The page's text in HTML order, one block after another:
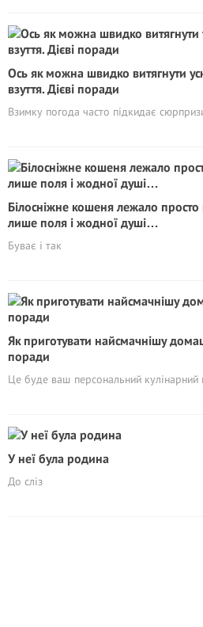
Ось як можна швидко витягнути
взуття. Дієві поради
Взимку погода часто підкидає
Білосніжне кошеня лежало
лише поля і жодної душі…
Буває і так
Як приготувати найсмачнішу
поради
Це буде ваш персональний
У неї була родина
До сліз